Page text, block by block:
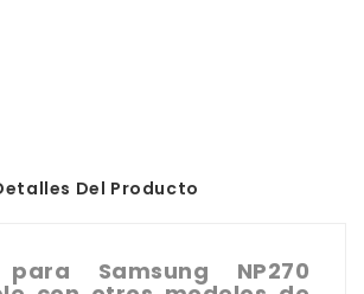
Del Producto
Samsung NP270